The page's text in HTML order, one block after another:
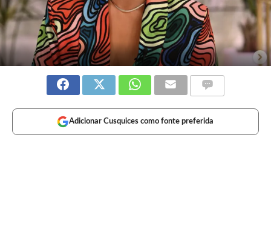
Adicionar Cusquices como fonte preferida